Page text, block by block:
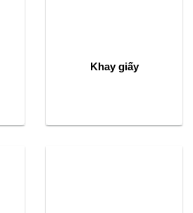
Khay giấy